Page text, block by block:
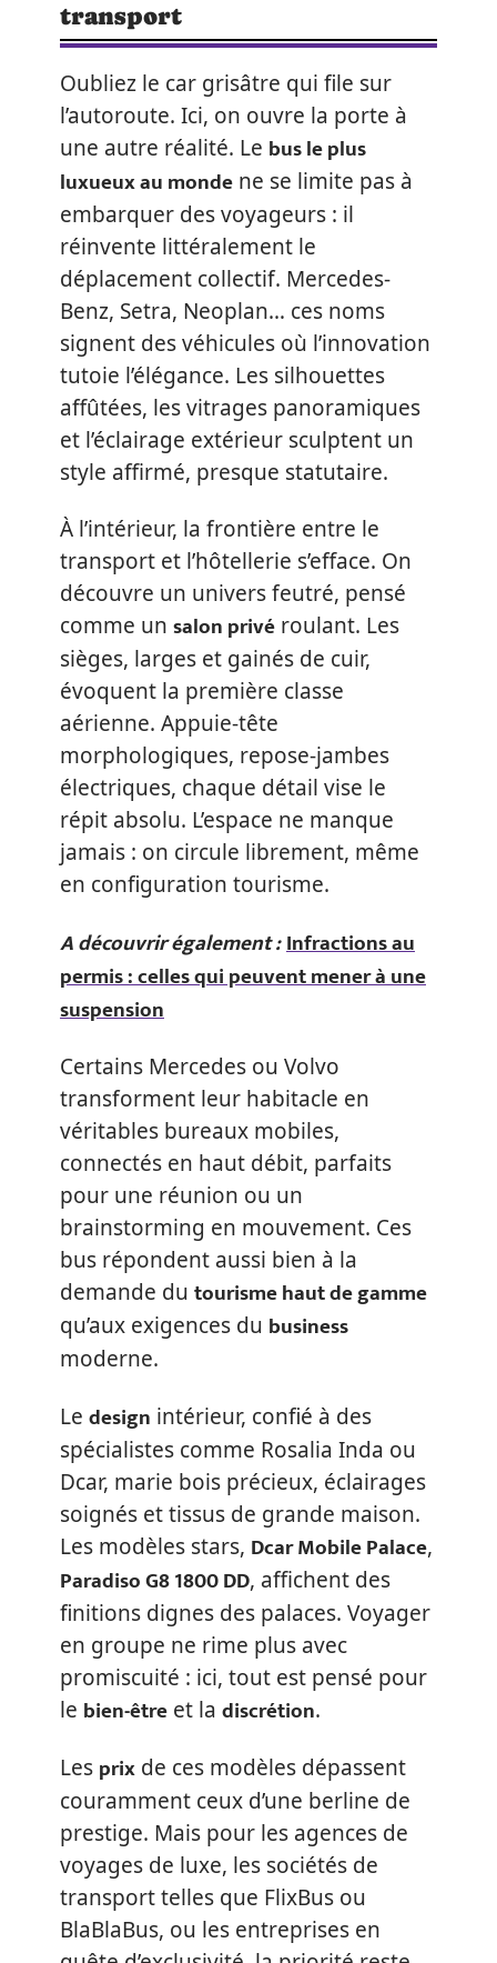
transport
Oubliez le car grisâtre qui file sur
l’autoroute. Ici, on ouvre la porte à
une autre réalité. Le bus le plus
luxueux au monde ne se limite pas à
embarquer des voyageurs : il
réinvente littéralement le
déplacement collectif. Mercedes-
Benz, Setra, Neoplan… ces noms
signent des véhicules où l’innovation
tutoie l’élégance. Les silhouettes
affûtées, les vitrages panoramiques
et l’éclairage extérieur sculptent un
style affirmé, presque statutaire.
À l’intérieur, la frontière entre le
transport et l’hôtellerie s’efface. On
découvre un univers feutré, pensé
comme un salon privé roulant. Les
sièges, larges et gainés de cuir,
évoquent la première classe
aérienne. Appuie-tête
morphologiques, repose-jambes
électriques, chaque détail vise le
répit absolu. L’espace ne manque
jamais : on circule librement, même
en configuration tourisme.
A découvrir également :Infractions au
permis : celles qui peuvent mener à une
suspension
Certains Mercedes ou Volvo
transforment leur habitacle en
véritables bureaux mobiles,
connectés en haut débit, parfaits
pour une réunion ou un
brainstorming en mouvement. Ces
bus répondent aussi bien à la
demande du tourisme haut de gamme
qu’aux exigences du business
moderne.
Le design intérieur, confié à des
spécialistes comme Rosalia Inda ou
Dcar, marie bois précieux, éclairages
soignés et tissus de grande maison.
Les modèles stars, Dcar Mobile Palace,
Paradiso G8 1800 DD, affichent des
finitions dignes des palaces. Voyager
en groupe ne rime plus avec
promiscuité : ici, tout est pensé pour
le bien-être et la discrétion.
Les prix de ces modèles dépassent
couramment ceux d’une berline de
prestige. Mais pour les agences de
voyages de luxe, les sociétés de
transport telles que FlixBus ou
BlaBlaBus, ou les entreprises en